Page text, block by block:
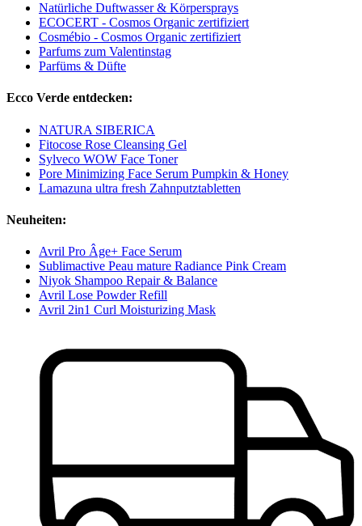
Natürliche Duftwasser & Körpersprays
ECOCERT - Cosmos Organic zertifiziert
Cosmébio - Cosmos Organic zertifiziert
Parfums zum Valentinstag
Parfüms & Düfte
Ecco Verde entdecken:
NATURA SIBERICA
Fitocose Rose Cleansing Gel
Sylveco WOW Face Toner
Pore Minimizing Face Serum Pumpkin & Honey
Lamazuna ultra fresh Zahnputztabletten
Neuheiten:
Avril Pro Âge+ Face Serum
Sublimactive Peau mature Radiance Pink Cream
Niyok Shampoo Repair & Balance
Avril Lose Powder Refill
Avril 2in1 Curl Moisturizing Mask